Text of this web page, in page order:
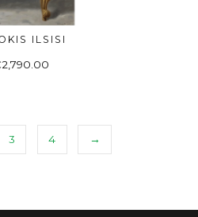
Į KREPŠELĮ
ILSISI
2,790.00
3 4 →